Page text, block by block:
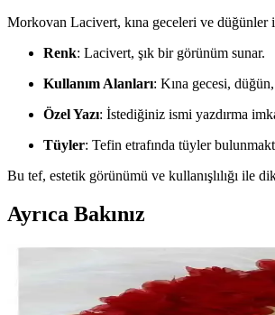
Morkovan Lacivert, kına geceleri ve düğünler
Renk: Lacivert, şık bir görünüm sunar.
Kullanım Alanları: Kına gecesi,
Özel Yazı: İstediğiniz ismi yazdırma
Tüyler: Tefin etrafında tüyler
Bu tef, estetik görünümü ve kullanışlılığı ile
Ayrıca Bakınız
ZEYMERADE Gelin Tefi: Kaligrafi
ZEYMERADE Gelin Tefi, kaligrafi sanatının